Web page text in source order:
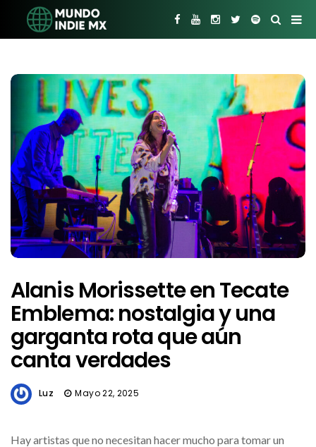
Alanis Morissette en Tecate
Emblema: nostalgia y una
garganta rota que aún
canta verdades
Luz Mayo 22, 2025
Hay artistas que no necesitan hacer mucho para tomar un